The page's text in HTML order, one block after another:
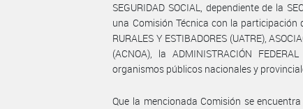
SEGURIDAD SOCIAL, dependiente de la
una Comisión Técnica con la participación
RURALES Y ESTIBADORES (UATRE),
(ACNOA), la ADMINISTRACIÓN
organismos públicos nacionales y
Que la mencionada Comisión se